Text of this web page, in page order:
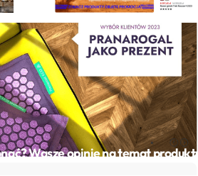
Wasze opinie na temat produktu!